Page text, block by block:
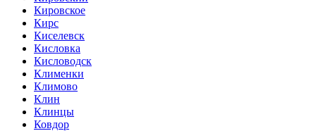
Кировское
Кирс
Киселевск
Кисловка
Кисловодск
Клименки
Климово
Клин
Клинцы
Ковдор